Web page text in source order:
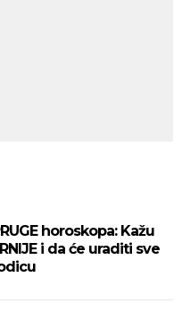
horoskopa: Kažu
i da će uraditi sve